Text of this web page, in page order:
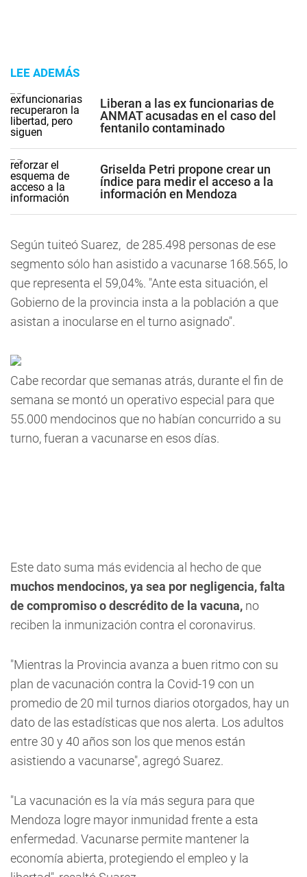
LEE ADEMÁS
Liberan a las ex funcionarias de
ANMAT acusadas en el caso del
fentanilo contaminado
Griselda Petri propone crear un
índice para medir el acceso a la
información en Mendoza
Según tuiteó Suarez, de 285.498 personas de ese
segmento sólo han asistido a vacunarse 168.565, lo
que representa el 59,04%. "Ante esta situación, el
Gobierno de la provincia insta a la población a que
asistan a inocularse en el turno asignado".
Cabe recordar que semanas atrás, durante el fin de
semana se montó un operativo especial para que
55.000 mendocinos que no habían concurrido a su
turno, fueran a vacunarse en esos días.
Este dato suma más evidencia al hecho de que
muchos mendocinos, ya sea por negligencia, falta
de compromiso o descrédito de la vacuna, no
reciben la inmunización contra el coronavirus.
"Mientras la Provincia avanza a buen ritmo con su
plan de vacunación contra la Covid-19 con un
promedio de 20 mil turnos diarios otorgados, hay un
dato de las estadísticas que nos alerta. Los adultos
entre 30 y 40 años son los que menos están
asistiendo a vacunarse", agregó Suarez.
"La vacunación es la vía más segura para que
Mendoza logre mayor inmunidad frente a esta
enfermedad. Vacunarse permite mantener la
economía abierta, protegiendo el empleo y la